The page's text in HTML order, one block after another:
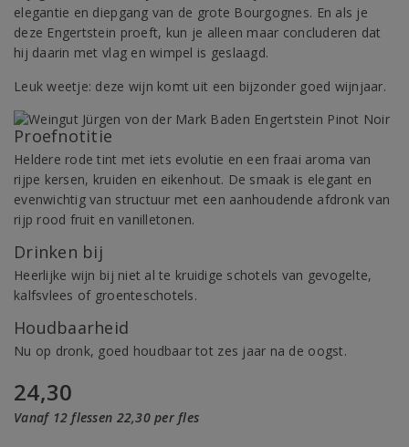
elegantie en diepgang van de grote Bourgognes. En als je
deze Engertstein proeft, kun je alleen maar concluderen dat
hij daarin met vlag en wimpel is geslaagd.
Leuk weetje: deze wijn komt uit een bijzonder goed wijnjaar.
Proefnotitie
Heldere rode tint met iets evolutie en een fraai aroma van
rijpe kersen, kruiden en eikenhout. De smaak is elegant en
evenwichtig van structuur met een aanhoudende afdronk van
rijp rood fruit en vanilletonen.
Drinken bij
Heerlijke wijn bij niet al te kruidige schotels van gevogelte,
kalfsvlees of groenteschotels.
Houdbaarheid
Nu op dronk, goed houdbaar tot zes jaar na de oogst.
24,30
Vanaf 12 flessen 22,30 per fles